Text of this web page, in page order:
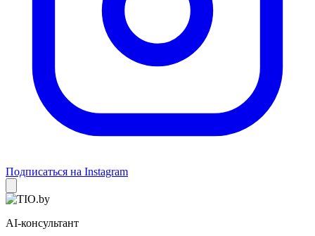
Подписаться на Instagram
AI-консультант